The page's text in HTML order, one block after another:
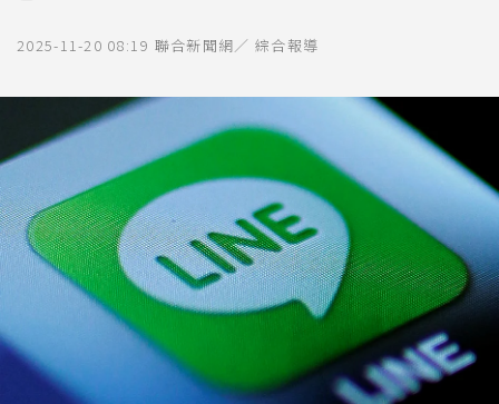
2025-11-20 08:19 聯合新聞網／ 綜合報導